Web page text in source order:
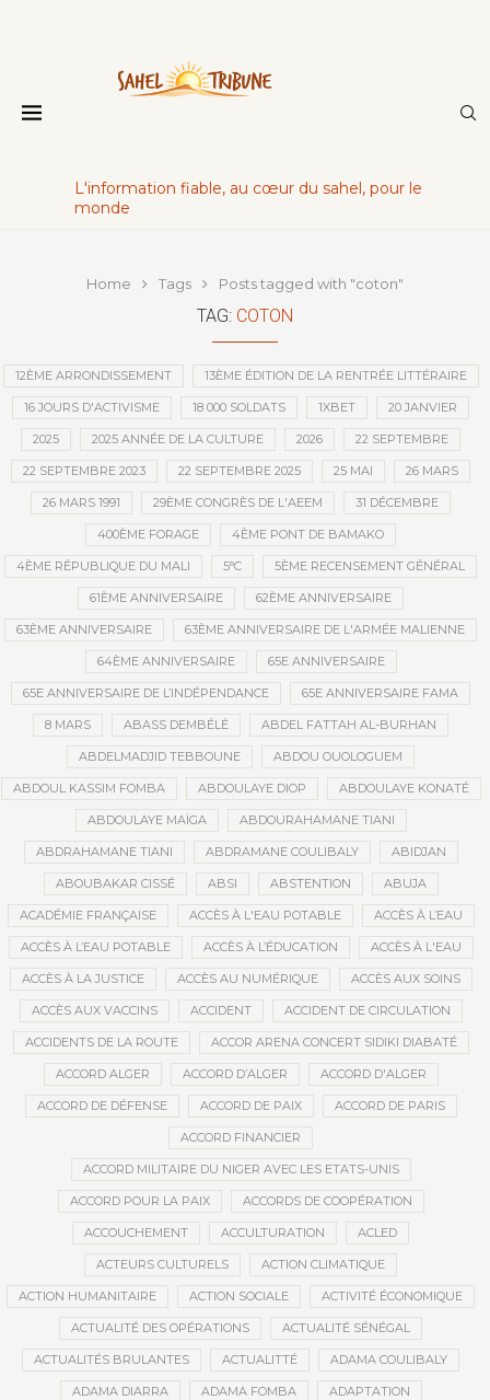
L'information fiable, au cœur du sahel, pour le
monde
Home Tags Posts tagged with "coton"
TAG: COTON
12ÈME ARRONDISSEMENT 13ÈME ÉDITION DE LA RENTRÉE LITTÉRAIRE
16 JOURS D'ACTIVISME 18 000 SOLDATS 1XBET 20 JANVIER
2025 2025 ANNÉE DE LA CULTURE 2026 22 SEPTEMBRE
22 SEPTEMBRE 2023 22 SEPTEMBRE 2025 25 MAI 26 MARS
26 MARS 1991 29ÈME CONGRÈS DE L'AEEM 31 DÉCEMBRE
400ÈME FORAGE 4ÈME PONT DE BAMAKO
4ÈME RÉPUBLIQUE DU MALI 5°C 5ÈME RECENSEMENT GÉNÉRAL
61ÈME ANNIVERSAIRE 62ÈME ANNIVERSAIRE
63ÈME ANNIVERSAIRE 63ÈME ANNIVERSAIRE DE L'ARMÉE MALIENNE
64ÈME ANNIVERSAIRE 65E ANNIVERSAIRE
65E ANNIVERSAIRE DE L’INDÉPENDANCE 65E ANNIVERSAIRE FAMA
8 MARS ABASS DEMBÉLÉ ABDEL FATTAH AL-BURHAN
ABDELMADJID TEBBOUNE ABDOU OUOLOGUEM
ABDOUL KASSIM FOMBA ABDOULAYE DIOP ABDOULAYE KONATÉ
ABDOULAYE MAÏGA ABDOURAHAMANE TIANI
ABDRAHAMANE TIANI ABDRAMANE COULIBALY ABIDJAN
ABOUBAKAR CISSÉ ABSI ABSTENTION ABUJA
ACADÉMIE FRANÇAISE ACCÈS À L'EAU POTABLE ACCÈS À L’EAU
ACCÈS À L’EAU POTABLE ACCÈS À L’ÉDUCATION ACCÈS À L'EAU
ACCÈS À LA JUSTICE ACCÈS AU NUMÉRIQUE ACCÈS AUX SOINS
ACCÈS AUX VACCINS ACCIDENT ACCIDENT DE CIRCULATION
ACCIDENTS DE LA ROUTE ACCOR ARENA CONCERT SIDIKI DIABATÉ
ACCORD ALGER ACCORD D’ALGER ACCORD D'ALGER
ACCORD DE DÉFENSE ACCORD DE PAIX ACCORD DE PARIS
ACCORD FINANCIER
ACCORD MILITAIRE DU NIGER AVEC LES ETATS-UNIS
ACCORD POUR LA PAIX ACCORDS DE COOPÉRATION
ACCOUCHEMENT ACCULTURATION ACLED
ACTEURS CULTURELS ACTION CLIMATIQUE
ACTION HUMANITAIRE ACTION SOCIALE ACTIVITÉ ÉCONOMIQUE
ACTUALITÉ DES OPÉRATIONS ACTUALITÉ SÉNÉGAL
ACTUALITÉS BRULANTES ACTUALITTÉ ADAMA COULIBALY
ADAMA DIARRA ADAMA FOMBA ADAPTATION